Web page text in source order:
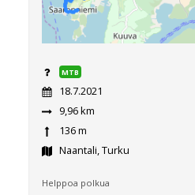
MTB
18.7.2021
9,96 km
136 m
Naantali, Turku
Helppoa polkua